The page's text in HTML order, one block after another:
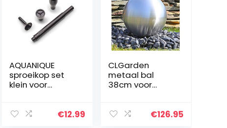
AQUANIQUE
sproeikop set
klein voor
binnendraad | 3
€12.99
CLGarden
metaal bal
38cm voor
mat geborsteld
€126.95